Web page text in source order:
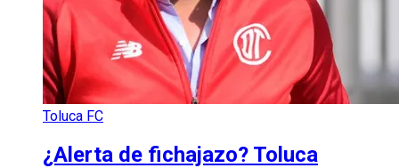
Toluca FC
¿Alerta de fichajazo? Toluca